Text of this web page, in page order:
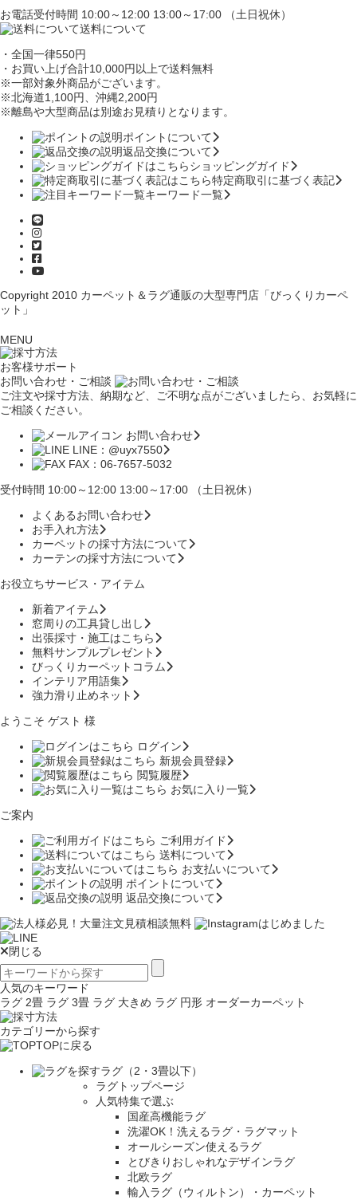
お電話受付時間 10:00～12:00 13:00～17:00 （土日祝休）
送料について
・全国一律550円
・お買い上げ合計10,000円 以上で送料無料
※一部対象外商品がございます。
※北海道1,100円、沖縄2,200円
※離島や大型商品は別途お見積りとなります。
ポイントについて
返品交換について
ショッピングガイド
特定商取引に基づく表記
キーワード一覧
Copyright 2010 カーペット＆ラグ通販の大型専門店「びっくりカーペ
ット」
MENU
お客様サポート
お問い合わせ・ご相談
ご注文や採寸方法、納期など、ご不明な点がございましたら、お気軽に
ご相談ください。
お問い合わせ
LINE：@uyx7550
FAX：06-7657-5032
受付時間 10:00～12:00 13:00～17:00 （土日祝休）
よくあるお問い合わせ
お手入れ方法
カーペットの採寸方法について
カーテンの採寸方法について
お役立ちサービス・アイテム
新着アイテム
窓周りの工具貸し出し
出張採寸・施工はこちら
無料サンプルプレゼント
びっくりカーペットコラム
インテリア用語集
強力滑り止めネット
ようこそ ゲスト 様
ログイン
新規会員登録
閲覧履歴
お気に入り一覧
ご案内
ご利用ガイド
送料について
お支払いについて
ポイントについて
返品交換について
閉じる
人気のキーワード
ラグ 2畳 ラグ 3畳 ラグ 大きめ ラグ 円形 オーダーカーペット
カテゴリーから探す
TOPに戻る
ラグ（2・3畳以下）
ラグトップページ
人気特集で選ぶ
国産高機能ラグ
洗濯OK！洗えるラグ・ラグマット
オールシーズン使えるラグ
とびきりおしゃれなデザインラグ
北欧ラグ
輸入ラグ（ウィルトン）・カーペット